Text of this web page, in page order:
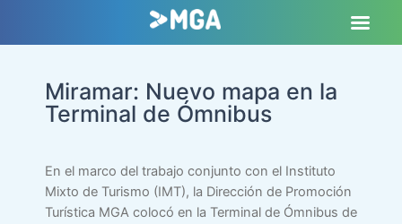
Miramar: Nuevo mapa en la
Terminal de Ómnibus
En el marco del trabajo conjunto con el Instituto
Mixto de Turismo (IMT), la Dirección de Promoción
Turística MGA colocó en la Terminal de Ómnibus de